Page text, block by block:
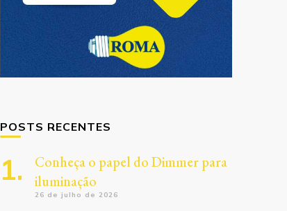
POSTS RECENTES
Conheça o papel do Dimmer para
iluminação
26 de julho de 2026